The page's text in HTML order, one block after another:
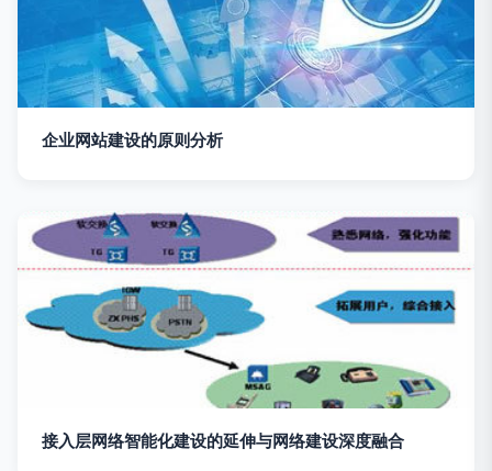
企业网站建设的原则分析
接入层网络智能化建设的延伸与网络建设深度融合